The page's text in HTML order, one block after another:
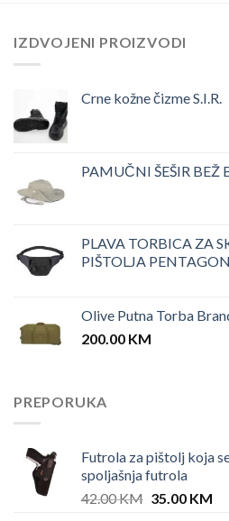
IZDVOJENI PROIZVODI
Crne kožne čizme S.I.R.
PAMUČNI ŠEŠIR BEŽ
PLAVA TORBICA ZA
PIŠTOLJA PENTAGON
Olive Putna Torba
200.00 KM
PREPORUKA
Futrola za pištolj koja
spoljašnja futrola
42.00KM Original
35.00 KM